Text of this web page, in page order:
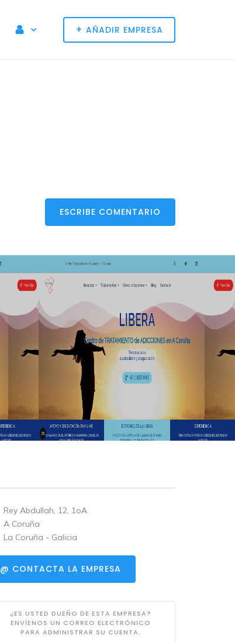
+ AÑADIR EMPRESA
ESCRIBE COMENTARIO
Rey Abdullah, 12, 1oA
A Coruña
La Coruña - Galicia
@ CONTACTA LA EMPRESA
¿ES USTED DUEÑO DE ESTA EMPRESA?
ENVÍENOS UN CORREO ELECTRÓNICO
PARA ADMINISTRAR SU CUENTA.